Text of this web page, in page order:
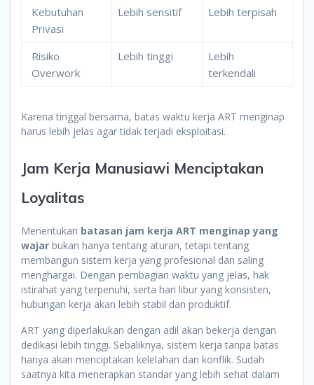
Kebutuhan
Privasi
Lebih sensitif Lebih terpisah
Risiko
Overwork
Lebih tinggi
Lebih
terkendali
Karena tinggal bersama, batas waktu kerja ART menginap
harus lebih jelas agar tidak terjadi eksploitasi.
Jam Kerja Manusiawi Menciptakan
Loyalitas
Menentukan batasan jam kerja ART menginap yang
wajar bukan hanya tentang aturan, tetapi tentang
membangun sistem kerja yang profesional dan saling
menghargai. Dengan pembagian waktu yang jelas, hak
istirahat yang terpenuhi, serta hari libur yang konsisten,
hubungan kerja akan lebih stabil dan produktif.
ART yang diperlakukan dengan adil akan bekerja dengan
dedikasi lebih tinggi. Sebaliknya, sistem kerja tanpa batas
hanya akan menciptakan kelelahan dan konflik. Sudah
saatnya kita menerapkan standar yang lebih sehat dalam